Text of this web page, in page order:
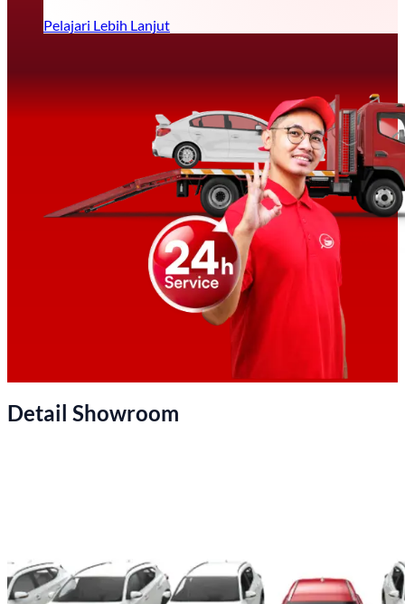
Pelajari Lebih Lanjut
Detail Showroom